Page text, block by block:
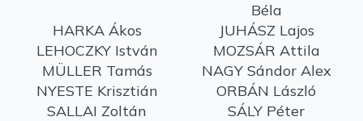
Béla
HARKA Ákos
JUHÁSZ Lajos
LEHOCZKY István
MOZSÁR Attila
MÜLLER Tamás
NAGY Sándor Alex
NYESTE Krisztián
ORBÁN László
SALLAI Zoltán
SÁLY Péter